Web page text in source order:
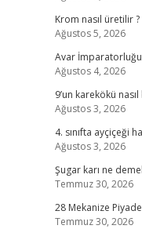
Krom nasıl üretilir ?
Ağustos 5, 2026
Avar
Ağustos 4, 2026
9’un karekökü
Ağustos 3, 2026
4. sınıfta ayçiçeği
Ağustos 3, 2026
Şugar karı ne
Temmuz 30, 2026
28 Mekanize
Temmuz 30, 2026